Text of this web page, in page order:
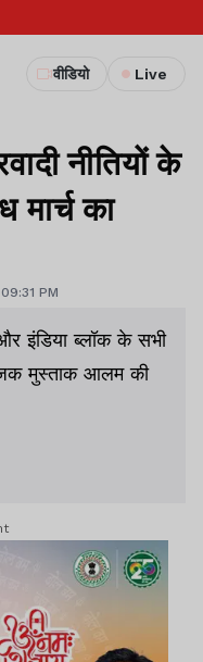
वीडियो Live
नीतियों के
मार्च का
PM
इंडिया ब्लॉक के सभी
मुस्ताक आलम की